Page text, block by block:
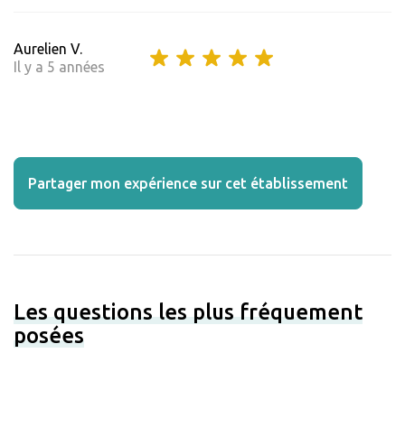
Aurelien V.
Il y a 5 années
Partager mon expérience sur cet établissement
Les questions les plus fréquement
posées